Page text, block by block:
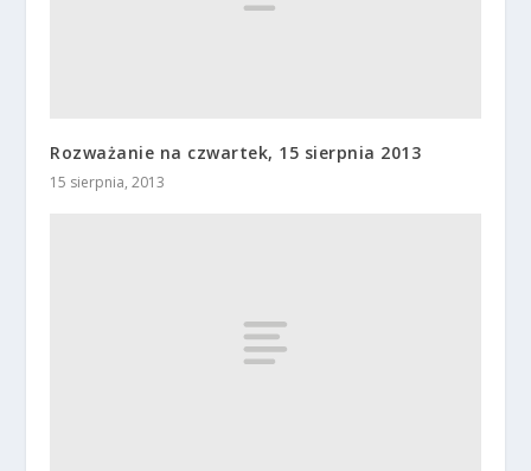
Rozważanie na czwartek, 15 sierpnia 2013
15 sierpnia, 2013